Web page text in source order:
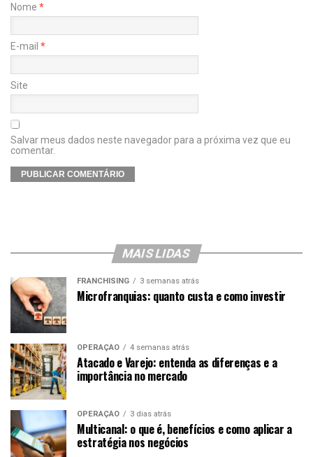
Nome *
E-mail *
Site
Salvar meus dados neste navegador para a próxima vez que eu
comentar.
MAIS LIDAS
FRANCHISING 3 semanas atrás
Microfranquias: quanto custa e como investir
OPERAÇÃO 4 semanas atrás
Atacado e Varejo: entenda as diferenças e a
importância no mercado
OPERAÇÃO 3 dias atrás
Multicanal: o que é, benefícios e como aplicar a
estratégia nos negócios